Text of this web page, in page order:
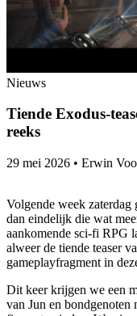
Nieuws
Tiende Exodus-
reeks
29 mei 2026 • Erwin
Volgende week
dan eindelijk die wat
aankomende sci-fi RPG
alweer de tiende teaser
gameplayfragment in
Dit keer krijgen we een
van Jun en